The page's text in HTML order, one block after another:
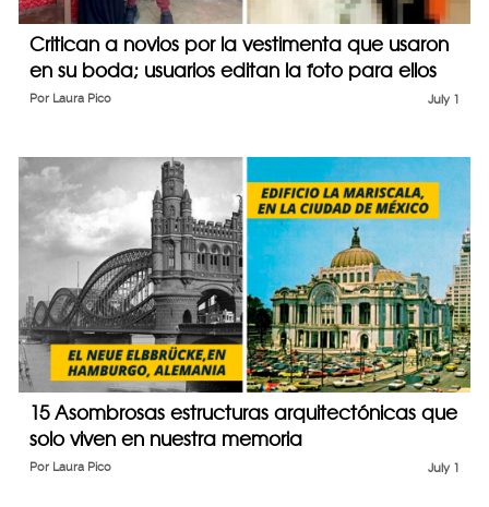
Critican a novios por la vestimenta que usaron
en su boda; usuarios editan la foto para ellos
July 1
Por Laura Pico
15 Asombrosas estructuras arquitectónicas que
solo viven en nuestra memoria
July 1
Por Laura Pico